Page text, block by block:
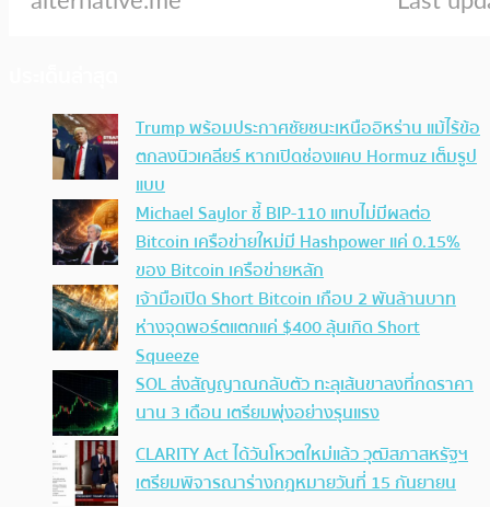
Trump พร้อมประกาศชัยชนะเหนืออิหร่าน แม้ไร้ข้อ
ตกลงนิวเคลียร์ หากเปิดช่องแคบ Hormuz เต็มรูป
แบบ
Michael Saylor ชี้ BIP-110 แทบไม่มีผลต่อ
Bitcoin เครือข่ายใหม่มี Hashpower แค่ 0.15%
ของ Bitcoin เครือข่ายหลัก
เจ้ามือเปิด Short Bitcoin เกือบ 2 พันล้านบาท
ห่างจุดพอร์ตแตกแค่ $400 ลุ้นเกิด Short
Squeeze
SOL ส่งสัญญาณกลับตัว ทะลุเส้นขาลงที่กดราคา
นาน 3 เดือน เตรียมพุ่งอย่างรุนแรง
CLARITY Act ได้วันโหวตใหม่แล้ว วุฒิสภาสหรัฐฯ
เตรียมพิจารณาร่างกฎหมายวันที่ 15 กันยายน